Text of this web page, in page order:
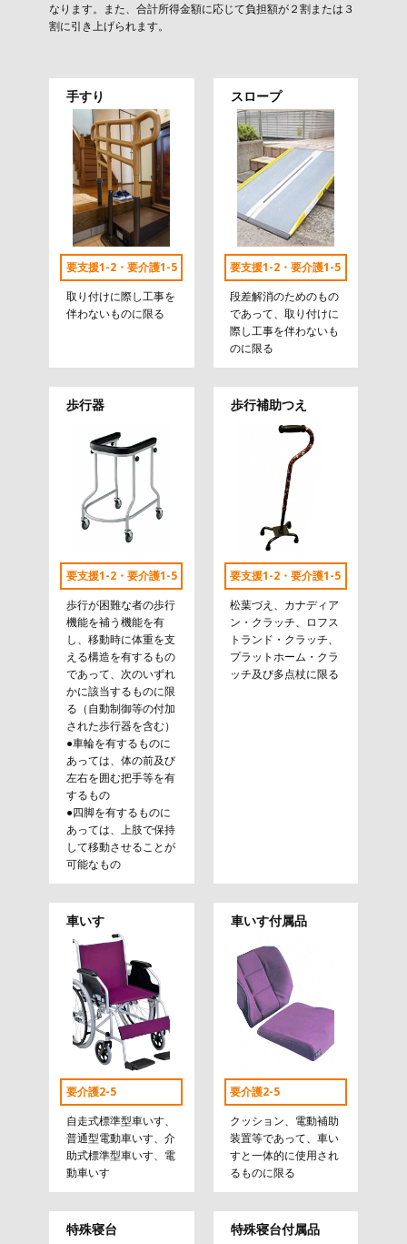
なります。また、合計所得金額に応じて負担額が２割または３
割に引き上げられます。
手すり
要支援1-2・要介護1-5
取り付けに際し工事を
伴わないものに限る
スロープ
要支援1-2・要介護1-5
段差解消のためのもの
であって、取り付けに
際し工事を伴わないも
のに限る
歩行器
要支援1-2・要介護1-5
歩行が困難な者の歩行
機能を補う機能を有
し、移動時に体重を支
える構造を有するもの
であって、次のいずれ
かに該当するものに限
る（自動制御等の付加
された歩行器を含む）
●車輪を有するものに
あっては、体の前及び
左右を囲む把手等を有
するもの
●四脚を有するものに
あっては、上肢で保持
して移動させることが
可能なもの
歩行補助つえ
要支援1-2・要介護1-5
松葉づえ、カナディア
ン・クラッチ、ロフス
トランド・クラッチ、
プラットホーム・クラ
ッチ及び多点杖に限る
車いす
要介護2-5
自走式標準型車いす、
普通型電動車いす、介
助式標準型車いす、電
動車いす
車いす付属品
要介護2-5
クッション、電動補助
装置等であって、車い
すと一体的に使用され
るものに限る
特殊寝台 特殊寝台付属品